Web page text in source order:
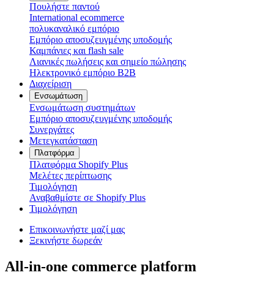
Πουλήστε παντού
International ecommerce
πολυκαναλικό εμπόριο
Εμπόριο αποσυζευγμένης υποδομής
Καμπάνιες και flash sale
Λιανικές πωλήσεις και σημείο πώλησης
Ηλεκτρονικό εμπόριο B2B
Διαχείριση
Ενσωμάτωση
Ενσωμάτωση συστημάτων
Εμπόριο αποσυζευγμένης υποδομής
Συνεργάτες
Μετεγκατάσταση
Πλατφόρμα
Πλατφόρμα Shopify Plus
Μελέτες περίπτωσης
Τιμολόγηση
Αναβαθμίστε σε Shopify Plus
Τιμολόγηση
Επικοινωνήστε μαζί μας
Ξεκινήστε δωρεάν
All-in-one commerce platform